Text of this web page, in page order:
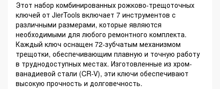
Этот набор комбинированных рожково-трещоточных
ключей от JierTools включает 7 инструментов с
различными размерами, которые являются
необходимыми для любого ремонтного комплекта.
Каждый ключ оснащен 72-зубчатым механизмом
трещотки, обеспечивающим плавную и точную работу
в труднодоступных местах. Изготовленные из хром-
ванадиевой стали (CR-V), эти ключи обеспечивают
высокую прочность и долговечность.